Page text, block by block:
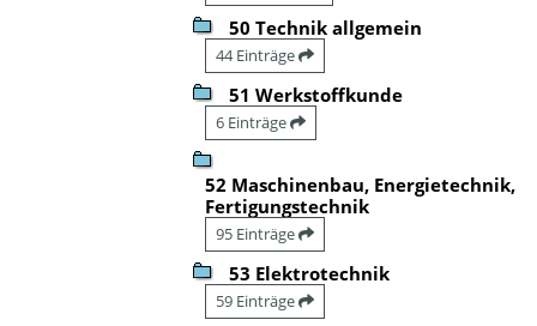
50 Technik allgemein
44 Einträge
51 Werkstoffkunde
6 Einträge
52 Maschinenbau, Energietechnik,
Fertigungstechnik
95 Einträge
53 Elektrotechnik
59 Einträge